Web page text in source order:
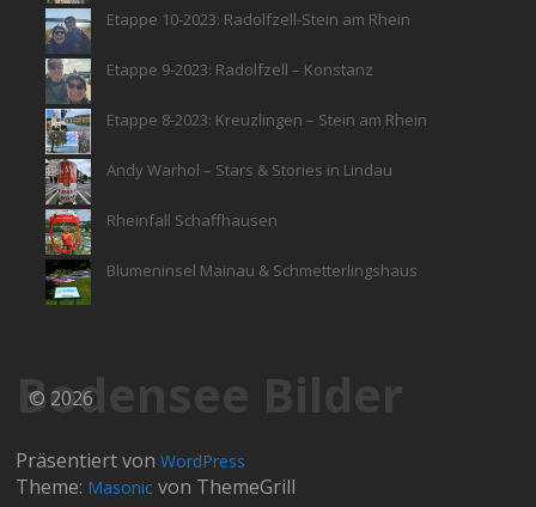
Etappe 10-2023: Radolfzell-Stein am Rhein
Etappe 9-2023: Radolfzell – Konstanz
Etappe 8-2023: Kreuzlingen – Stein am Rhein
Andy Warhol – Stars & Stories in Lindau
Rheinfall Schaffhausen
Blumeninsel Mainau & Schmetterlingshaus
Bodensee Bilder
© 2026
Präsentiert vonWordPress
Theme: Masonic von ThemeGrill